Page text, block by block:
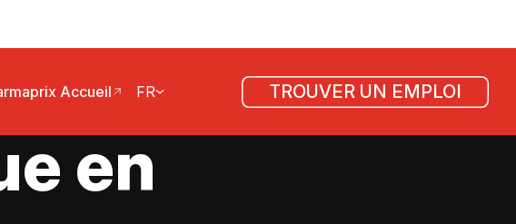
Accueil FR TROUVER UN EMPLOI
en